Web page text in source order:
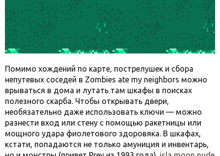
Помимо хождений по карте, пострелушек и сбора
непутевых соседей в Zombies ate my neighbors можно
врываться в дома и лутать там шкафы в поисках
полезного скарба. Чтобы открывать двери,
необязательно даже использовать ключи — можно
разнести вход или стену с помощью ракетницы или
мощного удара фиолетового здоровяка. В шкафах,
кстати, попадаются не только амуниция и инвентарь,